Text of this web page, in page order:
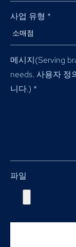
사업 유형 *
메시지(Serving
needs. 사용자 정
니다.) *
파일